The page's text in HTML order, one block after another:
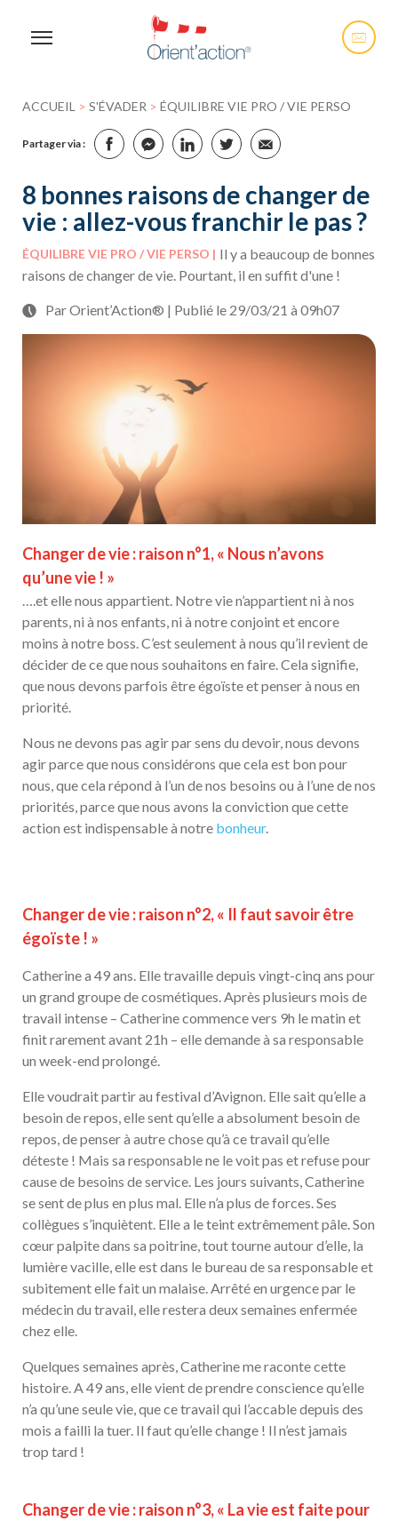
ACCUEIL > S'ÉVADER > ÉQUILIBRE VIE PRO / VIE PERSO
Partager via :
8 bonnes raisons de changer de
vie : allez-vous franchir le pas ?
ÉQUILIBRE VIE PRO / VIE PERSO
Il y a beaucoup de bonnes
raisons de changer de vie. Pourtant, il en suffit d'une !
Par Orient’Action® | Publié le 29/03/21 à 09h07
Changer de vie : raison n°1, « Nous n’avons
qu’une vie ! »
….et elle nous appartient. Notre vie n’appartient ni à nos
parents, ni à nos enfants, ni à notre conjoint et encore
moins à notre boss. C’est seulement à nous qu’il revient de
décider de ce que nous souhaitons en faire. Cela signifie,
que nous devons parfois être égoïste et penser à nous en
priorité.
Nous ne devons pas agir par sens du devoir, nous devons
agir parce que nous considérons que cela est bon pour
nous, que cela répond à l’un de nos besoins ou à l’une de nos
priorités, parce que nous avons la conviction que cette
action est indispensable à notre bonheur.
Changer de vie : raison n°2, « Il faut savoir être
égoïste ! »
Catherine a 49 ans. Elle travaille depuis vingt-cinq ans pour
un grand groupe de cosmétiques. Après plusieurs mois de
travail intense – Catherine commence vers 9h le matin et
finit rarement avant 21h – elle demande à sa responsable
un week-end prolongé.
Elle voudrait partir au festival d’Avignon. Elle sait qu’elle a
besoin de repos, elle sent qu’elle a absolument besoin de
repos, de penser à autre chose qu’à ce travail qu’elle
déteste ! Mais sa responsable ne le voit pas et refuse pour
cause de besoins de service. Les jours suivants, Catherine
se sent de plus en plus mal. Elle n’a plus de forces. Ses
collègues s’inquiètent. Elle a le teint extrêmement pâle. Son
cœur palpite dans sa poitrine, tout tourne autour d’elle, la
lumière vacille, elle est dans le bureau de sa responsable et
subitement elle fait un malaise. Arrêté en urgence par le
médecin du travail, elle restera deux semaines enfermée
chez elle.
Quelques semaines après, Catherine me raconte cette
histoire. A 49 ans, elle vient de prendre conscience qu’elle
n’a qu’une seule vie, que ce travail qui l’accable depuis des
mois a failli la tuer. Il faut qu’elle change ! Il n’est jamais
trop tard !
Changer de vie : raison n°3, « La vie est faite pour